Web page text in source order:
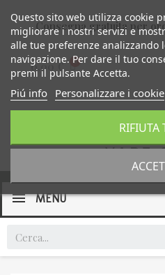
Consegna gratuita per
0,00 €
MENU
Questo sito web utilizza cookie
migliorare i nostri servizi e
alle tue preferenze analizzando
navigazione. Per dare il tuo
premi il pulsante Accetta.
Piú info Personalizzare i cookie
RIFIUTA